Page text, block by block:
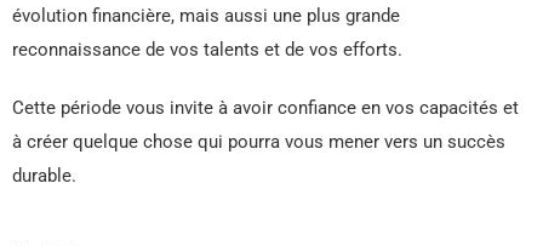
évolution financière, mais aussi une plus grande
reconnaissance de vos talents et de vos efforts.
Cette période vous invite à avoir confiance en vos capacités et
à créer quelque chose qui pourra vous mener vers un succès
durable.